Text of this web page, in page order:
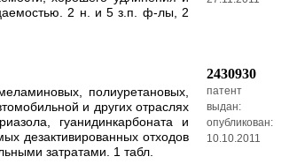
2 н. и 5 з.п. ф-лы, 2
полиуретановых,
и других отраслях
гуанидинкарбоната и
дезактивированных отходов
затратами. 1 табл.
2430930
патент
выдан:
опубликован:
10.10.2011